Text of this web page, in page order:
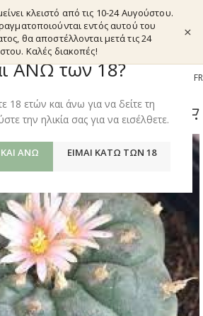
ΑΝΩ των 18?
18 ετών και άνω για να δείτε τη
την ηλικία σας για να εισέλθετε.
ΆΝΩ ΕΊΜΑΙ ΚΆΤΩ ΤΩΝ 18
κλειστό από τις 10-24 Αυγούστου.
εντός αυτού του
θα αποστέλλονται μετά τις 24
Καλές διακοπές!
×
EL FR